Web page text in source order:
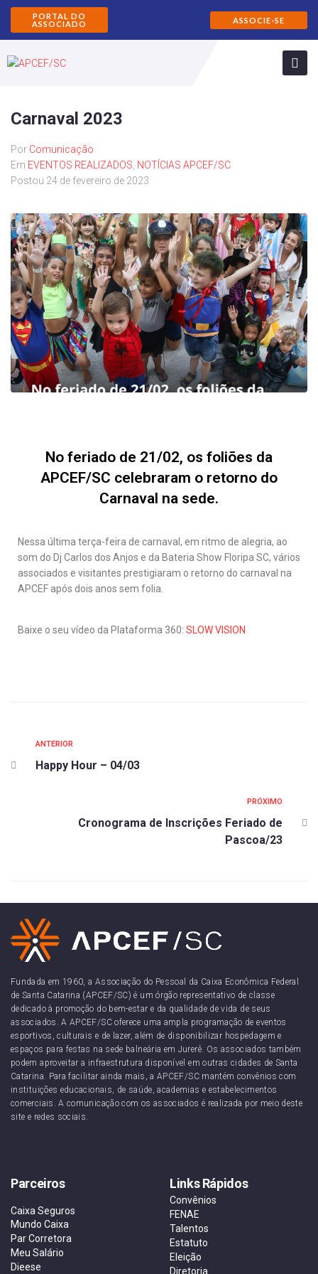
PORTAL DO
ASSOCIADO
ASSOCIE-SE
Carnaval 2023
Por Comunicação
Em EVENTOS REALIZADOS NOTÍCIAS APCEF/SC
Postou 24 de fevereiro de 2023
No feriado de 21/02, os foliões da
APCEF/SC celebraram o retorno do
Carnaval na sede.
Nessa última terça-feira de carnaval, em ritmo de alegria, ao
som do Dj Carlos dos Anjos e da Bateria Show Floripa SC, vários
associados e visitantes prestigiaram o retorno do carnaval na
APCEF após dois anos sem folia.
Baixe o seu vídeo da Plataforma 360: SLOW VISION
ANTERIOR
Happy Hour – 04/03
PRÓXIMO
Cronograma de Inscrições Feriado de
Pascoa/23
Fundada em 1960, a Associação do Pessoal da Caixa Econômica Federal
de Santa Catarina (APCEF/SC) é um órgão representativo de classe
dedicado à promoção do bem-estar e da qualidade de vida de seus
associados. A APCEF/SC oferece uma ampla programação de eventos
esportivos, culturais e de lazer, além de disponibilizar hospedagem e
espaços para festas na sede balneária em Jurerê. Os associados também
podem aproveitar a infraestrutura disponível em outras cidades de Santa
Catarina. Para facilitar ainda mais, a APCEF/SC mantém convênios com
instituições educacionais, de saúde, academias e estabelecimentos
comerciais. A comunicação com os associados é realizada por meio deste
site e redes sociais.
Parceiros
Caixa Seguros
Mundo Caixa
Par Corretora
Meu Salário
Dieese
Links Rápidos
Convênios
FENAE
Talentos
Estatuto
Eleição
Diretoria